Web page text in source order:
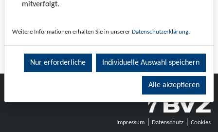
Impressum Datenschutz Cookies
mitverfolgt.
Weitere Informationen erhalten Sie in unserer Datenschutzerklärung.
Nur erforderliche Individuelle Auswahl speichern
Alle akzeptieren